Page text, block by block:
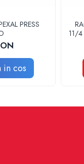
PRESS
in cos
11/4